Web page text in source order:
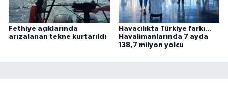
Fethiye açıklarında
arızalanan tekne kurtarıldı
Havacılıkta Türkiye farkı...
Havalimanlarında 7 ayda
138,7 milyon yolcu